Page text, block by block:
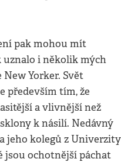
pak mohou mít
uznalo i několik mých
Yorker. Svět
především tím, že
a vlivnější než
k násilí. Nedávný
jeho kolegů z Univerzity
jsou ochotnější páchat